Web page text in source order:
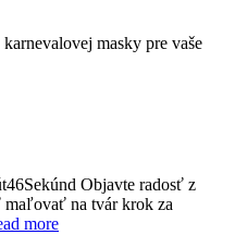
masky pre vaše
Objavte radosť z
maľovať na tvár krok za
more